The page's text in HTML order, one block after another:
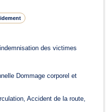
des victimes
Dommage corporel et
Accident de la route